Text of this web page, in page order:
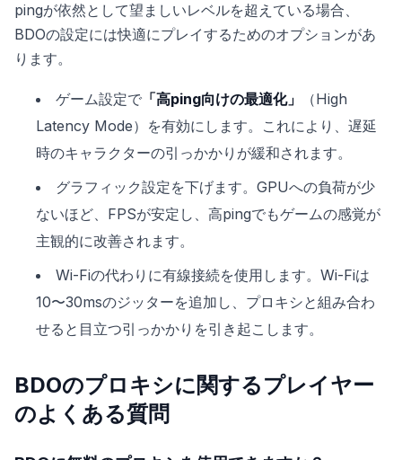
pingが依然として望ましいレベルを超えている場合、
BDOの設定には快適にプレイするためのオプションがあ
ります。
ゲーム設定で 「高ping向けの最適化」
（High
Latency Mode）を有効にします。これにより、遅延
時のキャラクターの引っかかりが緩和されます。
グラフィック設定を下げます。GPUへの負荷が少
ないほど、FPSが安定し、高pingでもゲームの感覚が
主観的に改善されます。
Wi-Fiの代わりに有線接続を使用します。Wi-Fiは
10〜30msのジッターを追加し、プロキシと組み合わ
せると目立つ引っかかりを引き起こします。
BDOのプロキシに関するプレイヤー
のよくある質問